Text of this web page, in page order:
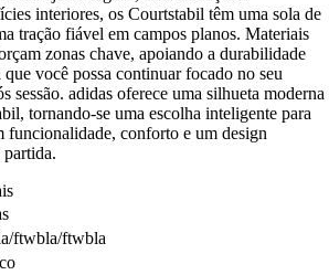
interiores, os Courtstabil têm uma sola de
tração fiável em campos planos. Materiais
zonas chave, apoiando a durabilidade
você possa continuar focado no seu
sessão. adidas oferece uma silhueta moderna
tornando-se uma escolha inteligente para
funcionalidade, conforto e um design
partida.
ftwbla/ftwbla